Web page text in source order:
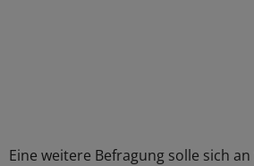
Eine weitere Befragung solle sich